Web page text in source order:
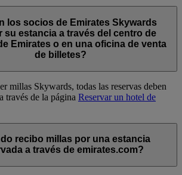
los socios de Emirates Skywards
su estancia a través del centro de
Emirates o en una oficina de venta
de billetes?
millas Skywards, todas las reservas deben
través de la página Reservar un hotel de
recibo millas por una estancia
a través de emirates.com?